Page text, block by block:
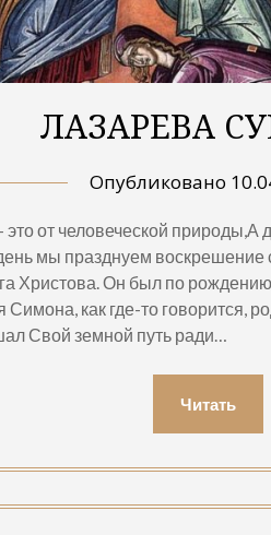
ЛАЗАРЕВА
Опубликовано
от человеческой
мы празднуем воскрешение
Христова. Он был по
как где-то говорится,
Свой земной путь ради…
Читать